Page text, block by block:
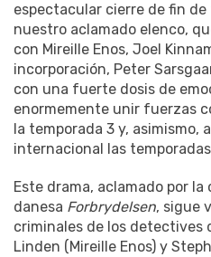
espectacular cierre de fin
nuestro aclamado elenco,
con Mireille Enos, Joel
incorporación, Peter
con una fuerte dosis de
enormemente unir fuerzas
la temporada 3 y, asimismo,
internacional las
Este drama, aclamado por
danesa Forbrydelsen, sigue
criminales de los detectives
Linden (Mireille Enos) y